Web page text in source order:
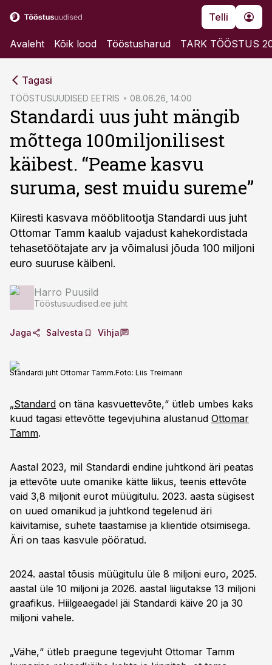
Telli
Avaleht Kõik lood Tööstusharud TARK TÖÖSTUS
Tagasi
TÖÖSTUSUUDISED EETRIS 08.06.26, 14:00
Standardi uus juht mängib
mõttega 100miljonilisest
käibest. “Peame kasvu
suruma, sest muidu sureme”
Kiiresti kasvava mööblitootja Standardi uus juht
Ottomar Tamm kaalub vajadust kahekordistada
tehasetöötajate arv ja võimalusi jõuda 100 miljoni
euro suuruse käibeni.
Harro Puusild
Tööstusuudised.ee juht
Jaga Salvesta Vihja
Standardi juht Ottomar Tamm.Foto: Liis Treimann
„Standard on täna kasvuettevõte,“ ütleb umbes kaks
kuud tagasi ettevõtte tegevjuhina alustanud Ottomar
Tamm.
Aastal 2023, mil Standardi endine juhtkond äri peatas
ja ettevõte uute omanike kätte liikus, teenis ettevõte
vaid 3,8 miljonit eurot müügitulu. 2023. aasta sügisest
on uued omanikud ja juhtkond tegelenud äri
käivitamise, suhete taastamise ja klientide otsimisega.
Äri on taas kasvule pööratud.
2024. aastal tõusis müügitulu üle 8 miljoni euro, 2025.
aastal üle 10 miljoni ja 2026. aastal liigutakse 13 miljoni
graafikus. Hiilgeaegadel jäi Standardi käive 20 ja 30
miljoni vahele.
„Vähe,“ ütleb praegune tegevjuht Ottomar Tamm